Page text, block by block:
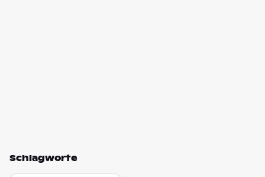
Schlagworte